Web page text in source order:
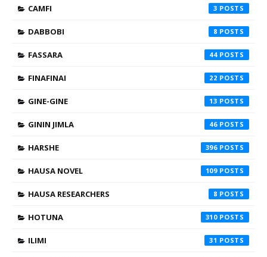
CAMFI 3
DABBOBI 8
FASSARA 44
FINAFINAI 22
GINE-GINE 13
GININ JIMLA 46
HARSHE 396
HAUSA NOVEL 109
HAUSA RESEARCHERS 8
HOTUNA 310
ILIMI 31